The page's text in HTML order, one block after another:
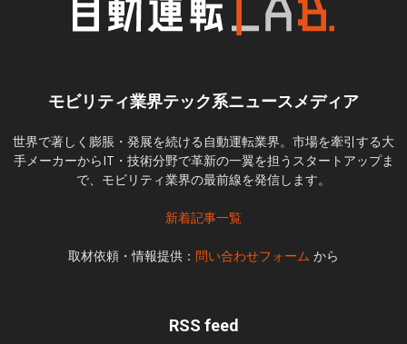
モビリティ業界テック系ニュースメディア
世界で著しく膨脹・発展を続ける自動運転業界。市場を牽引する大
手メーカーからIT・技術分野で革新の一翼を担うスタートアップま
で、モビリティ業界の最前線を発信します。
新着記事一覧
取材依頼・情報提供： 問い合わせフォーム から
RSS feed